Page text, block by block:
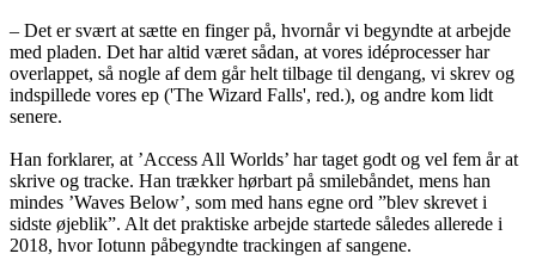
– Det er svært at sætte en finger på, hvornår vi begyndte at arbejde
med pladen. Det har altid været sådan, at vores idéprocesser har
overlappet, så nogle af dem går helt tilbage til dengang, vi skrev og
indspillede vores ep ('The Wizard Falls', red.), og andre kom lidt
senere.
Han forklarer, at ’Access All Worlds’ har taget godt og vel fem år at
skrive og tracke. Han trækker hørbart på smilebåndet, mens han
mindes ’Waves Below’, som med hans egne ord ”blev skrevet i
sidste øjeblik”. Alt det praktiske arbejde startede således allerede i
2018, hvor Iotunn påbegyndte trackingen af sangene.